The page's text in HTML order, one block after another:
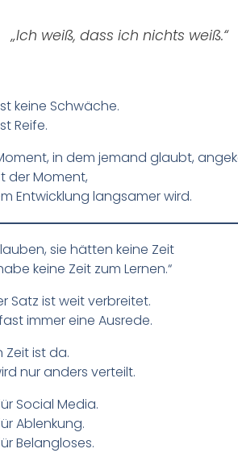
„Ich weiß, dass ich nichts weiß.“
keine Schwäche.
Reife.
in dem jemand glaubt,
der Moment,
Entwicklung langsamer wird.
sie hätten keine Zeit
keine Zeit zum Lernen.“
Satz ist weit verbreitet.
immer eine Ausrede.
Zeit ist da.
nur anders verteilt.
Social Media.
Ablenkung.
Belangloses.